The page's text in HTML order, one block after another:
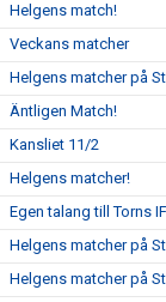
Helgens match!
Veckans matcher
Helgens matcher på
Äntligen Match!
Kansliet 11/2
Helgens matcher!
Egen talang till Torns IF
Helgens matcher på
Helgens matcher på